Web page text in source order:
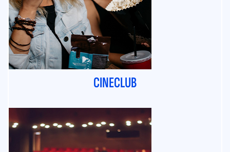
CINECLUB